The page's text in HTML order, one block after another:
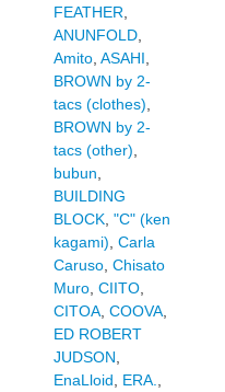
FEATHER
ANUNFOLD,
Amito, ASAHI
BROWN by 2-
tacs (clothes)
BROWN by 2-
tacs (other)
bubun
BUILDING
BLOCK, "C" (ken
kagami) Carla
Caruso, Chisato
Muro, CIITO,
CITOA, COOVA,
ED ROBERT
JUDSON
EnaLloid
ERA.